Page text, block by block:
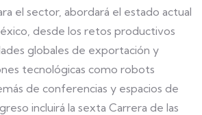
el sector, abordará el estado actual
desde los retos productivos
globales de exportación y
tecnológicas como robots
de conferencias y espacios de
incluirá la sexta Carrera de las